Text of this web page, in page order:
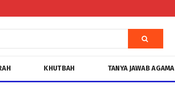
KHUTBAH TANYA JAWAB AGAMA